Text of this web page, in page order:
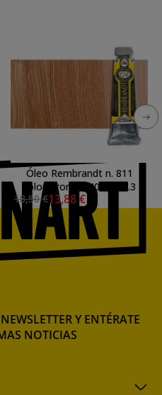
Óleo Rembrandt n. 811
color Bronce (40 ml.) S.3
18,50 €13,88 €
Y ENTÉRATE
NOTICIAS